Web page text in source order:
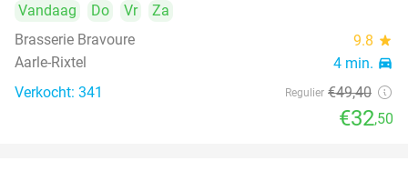
Vandaag Do Vr
Za
Brasserie Bravoure
9.8 star
Aarle-Rixtel 4 min. directions_car
Verkocht: 341 Regulier €49,40
€32,50